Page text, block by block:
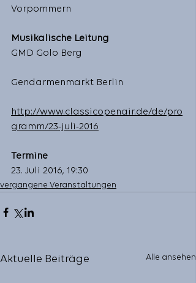
Vorpommern
Musikalische Leitung
GMD Golo Berg
Gendarmenmarkt Berlin
http://www.classicopenair.de/de/pro
gramm/23-juli-2016
Termine
23. Juli 2016, 19:30
vergangene Veranstaltungen
Aktuelle Beiträge Alle ansehen